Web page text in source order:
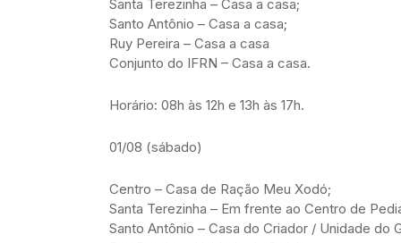
Santa Terezinha – Casa a casa;
Santo Antônio – Casa a casa;
Ruy Pereira – Casa a casa
Conjunto do IFRN – Casa a casa.
Horário: 08h às 12h e 13h às 17h.
01/08 (sábado)
Centro – Casa de Ração Meu Xodó;
Santa Terezinha – Em frente ao Centro de
Santo Antônio – Casa do Criador / Unidade do